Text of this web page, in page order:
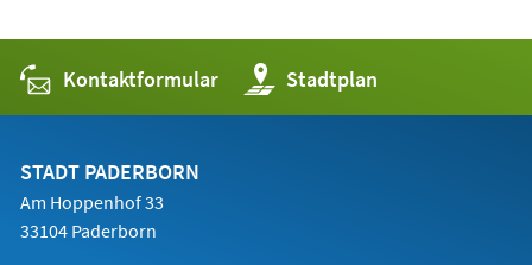
Kontaktformular Stadtplan
(Öffnet
in
einem
STADT PADERBORN
Am Hoppenhof 33
33104 Paderborn